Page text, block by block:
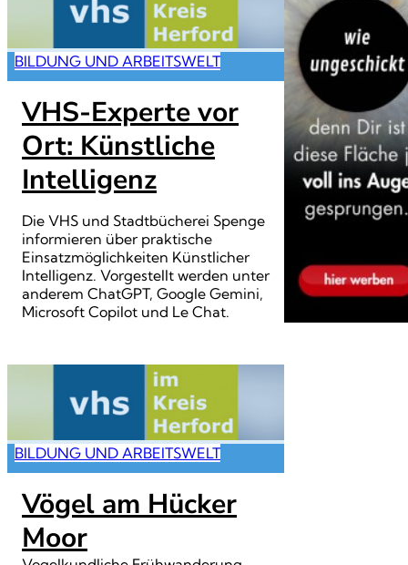
BILDUNG UND ARBEITSWELT
VHS-Experte vor
Ort: Künstliche
Intelligenz
Die VHS und Stadtbücherei Spenge
informieren über praktische
Einsatzmöglichkeiten Künstlicher
Intelligenz. Vorgestellt werden unter
anderem ChatGPT, Google Gemini,
Microsoft Copilot und Le Chat.
BILDUNG UND ARBEITSWELT
Vögel am Hücker
Moor